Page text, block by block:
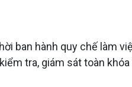
ban hành quy chế làm
tra, giám sát toàn